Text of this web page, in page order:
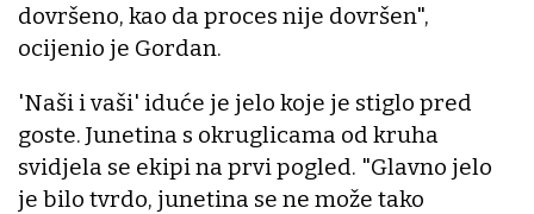
dovršeno, kao da proces nije dovršen",
ocijenio je Gordan.
'Naši i vaši' iduće je jelo koje je stiglo pred
goste. Junetina s okruglicama od kruha
svidjela se ekipi na prvi pogled. "Glavno jelo
je bilo tvrdo, junetina se ne može tako